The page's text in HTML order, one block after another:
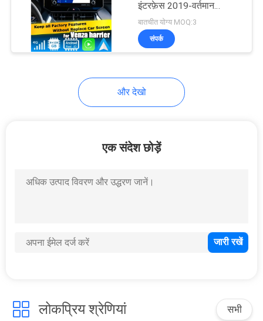
इंटरफ़ेस 2019-वर्तमान
वायरलेस कारप्ले एंड्रॉयड ऑटो
बातचीत योग्य MOQ:3
संपर्क
और देखो
एक संदेश छोड़ें
लोकप्रिय श्रेणियां सभी